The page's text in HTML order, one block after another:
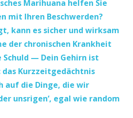
Marihuana helfen Sie
mit Ihren Beschwerden?
kann es sicher und wirksam
der chronischen Krankheit
Schuld — Dein Gehirn ist
Kurzzeitgedächtnis
auf die Dinge, die wir
unsrigen‘, egal wie random